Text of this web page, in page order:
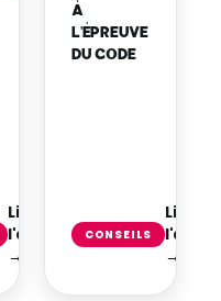
Lire
l'article
→
À
L'ÉPREUVE
DU CODE
CONSEILS
Lire
→